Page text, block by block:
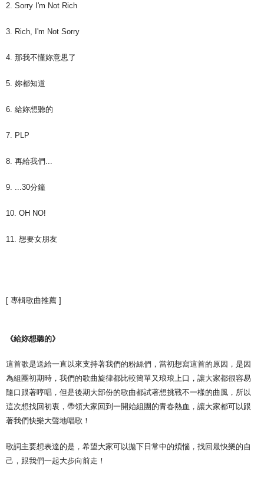
2. Sorry I'm Not Rich
3. Rich, I'm Not Sorry
4. 那我不懂妳意思了
5. 妳都知道
6. 給妳想聽的
7. PLP
8. 再給我們...
9. ...30分鐘
10. OH NO!
11. 想要女朋友
[ 專輯歌曲推薦 ]
《給妳想聽的》
這首歌是送給一直以來支持著我們的粉絲們，當初想寫這首的原因，是因
為組團初期時，我們的歌曲旋律都比較簡單又琅琅上口，讓大家都很容易
隨口跟著哼唱，但是後期大部份的歌曲都試著想挑戰不一樣的曲風，所以
這次想找回初衷，帶領大家回到一開始組團的青春熱血，讓大家都可以跟
著我們快樂大聲地唱歌！
歌詞主要想表達的是，希望大家可以拋下日常中的煩惱，找回最快樂的自
己，跟我們一起大步向前走！